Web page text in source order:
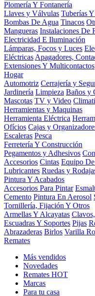
Plomería Y Fontanería
Llaves y Válvulas Tuberías
Bombas De Agua Tinacos
Mangueras Instalaciones De
Electricidad E Iluminación
Lámparas, Focos y Luces
Eléctricas Apagadores,
Extensiones Y Multicontactos
Hogar
Automotriz Cerrajería y
Jardinería Limpieza Baños y
Mascotas TV y Video
Herramientas y Maquinas
Herramienta Eléctrica
Ofícios Cajas y
Escaleras Pesca
Ferretería Y Construcción
Pegamentos y Adhesivos
Accesorios Cintas Equipo
Lubricantes Ruedas y
Pintura Y Acabados
Accesorios Para Pintar
Cemento Pintura En Aerosol
Tornillería, Fijación Y Otros
Armellas Y Alcayatas
Escuadras Y Soportes Pijas
Abrazaderas Birlos Varilla
Remates
Más vendidos
Novedades
Remates HOT
Marcas
Para tu casa